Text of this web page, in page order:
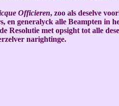
Officieren, zoo als deselve
en generalyck alle Beampten in
Resolutie met opsight tot alle
narightinge.